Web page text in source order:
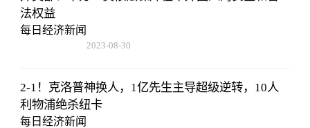
法权益
每日经济新闻
2023-08-30
2-1！克洛普神换人，1亿先生主导超级逆转，10人
利物浦绝杀纽卡
每日经济新闻